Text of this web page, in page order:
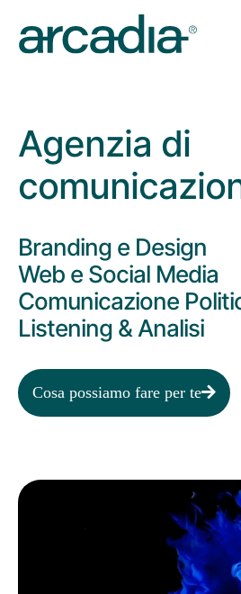
Agenzia di
Branding e Design
Web e Social Media
Comunicazione
Listening & Analisi
Cosa possiamo fare per te